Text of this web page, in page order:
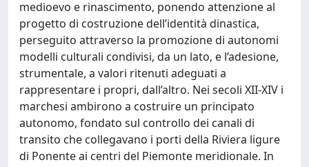
medioevo e rinascimento, ponendo attenzione al
progetto di costruzione dell’identità dinastica,
perseguito attraverso la promozione di autonomi
modelli culturali condivisi, da un lato, e l’adesione,
strumentale, a valori ritenuti adeguati a
rappresentare i propri, dall’altro. Nei secoli XII-XIV i
marchesi ambirono a costruire un principato
autonomo, fondato sul controllo dei canali di
transito che collegavano i porti della Riviera ligure
di Ponente ai centri del Piemonte meridionale. In